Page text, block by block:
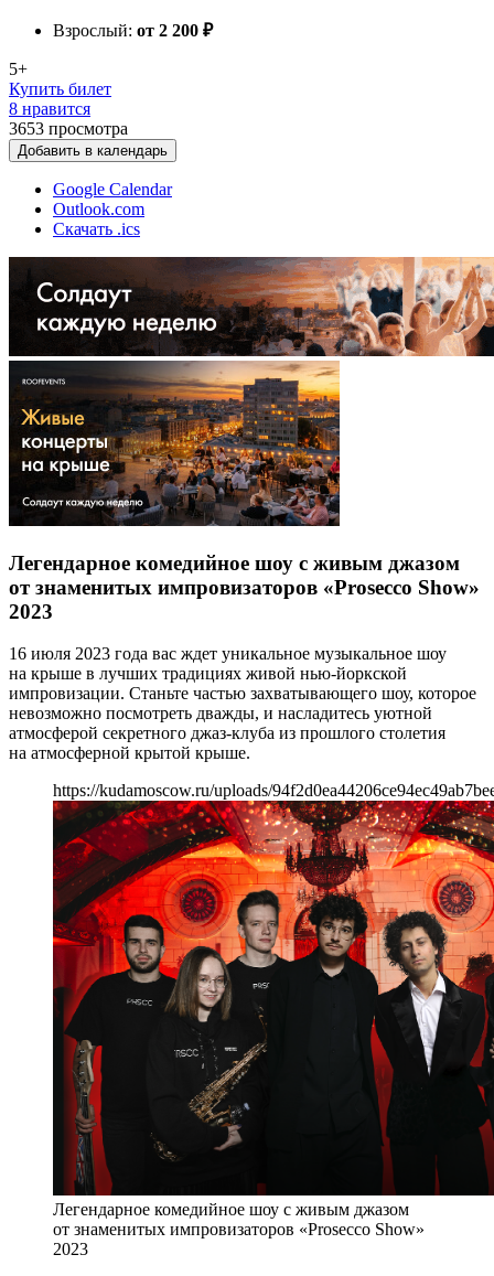
Взрослый: от 2 200 ₽
5+
Купить билет
8 нравится
3653 просмотра
Добавить в календарь
Google Calendar
Outlook.com
Скачать .ics
Легендарное комедийное шоу с живым джазом
от знаменитых импровизаторов «Prosecco Show»
2023
16 июля 2023 года вас ждет уникальное музыкальное шоу
на крыше в лучших традициях живой нью-йоркской
импровизации. Станьте частью захватывающего шоу, которое
невозможно посмотреть дважды, и насладитесь уютной
атмосферой секретного джаз-клуба из прошлого столетия
на атмосферной крытой крыше.
https://kudamoscow.ru/uploads/
Легендарное комедийное шоу с живым джазом
от знаменитых импровизаторов «Prosecco Show»
2023